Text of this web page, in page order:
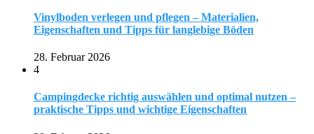
Vinylboden verlegen und pflegen – Materialien,
Eigenschaften und Tipps für langlebige Böden
28. Februar 2026
4
Campingdecke richtig auswählen und optimal nutzen –
praktische Tipps und wichtige Eigenschaften